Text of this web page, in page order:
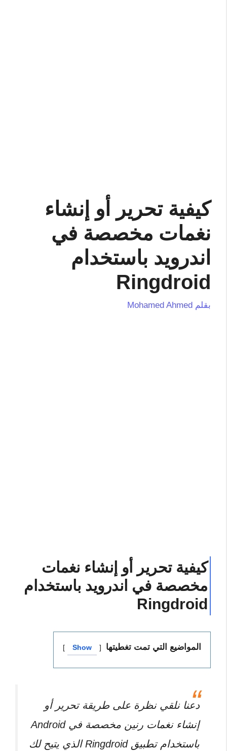
كيفية تحرير أو إنشاء
نغمات مخصصة في
اندرويد باستخدام
Ringdroid
بقلم Mohamed Ahmed
كيفية تحرير أو إنشاء نغمات
مخصصة في اندرويد باستخدام
Ringdroid
المواضيع التي تمت تغطيتها Show
دعنا نلقي نظرة على طريقة تحرير أو
إنشاء نغمات رنين مخصصة في Android
باستخدام تطبيق Ringdroid الذي يتيح لك